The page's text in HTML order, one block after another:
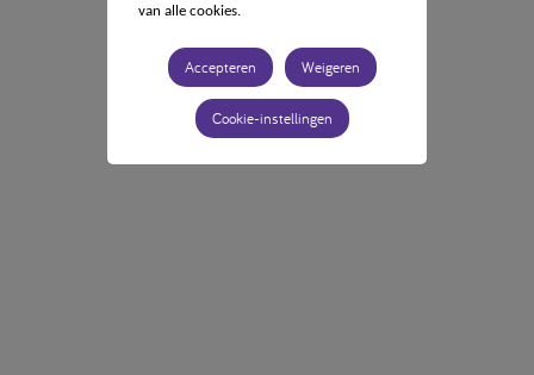
van alle cookies.
Accepteren Weigeren
Cookie-instellingen